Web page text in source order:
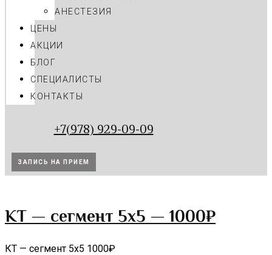
АНЕСТЕЗИЯ
ЦЕНЫ
АКЦИИ
БЛОГ
CПЕЦИАЛИСТЫ
КОНТАКТЫ
+7(978) 929-09-09
ЗАПИСЬ НА ПРИЕМ
КТ — сегмент 5х5 — 1000₽
КТ — сегмент 5х5 1000₽